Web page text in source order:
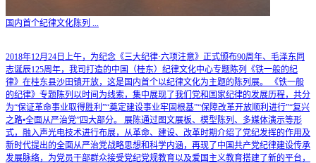
国内首个纪律文化陈列 ...
2018年12月24日上午，为纪念《三大纪律·六项注意》正式颁布90周年、毛泽东同
志诞辰125周年，我司打造的中国（桂东）纪律文化中心专题陈列《铁一般的纪
律》在桂东县沙田镇开放，这是国内首个以纪律文化为主题的陈列展。 《铁一般
的纪律》专题陈列以时间为线索，集中展现了我们党和国家纪律的发展历程，共分
为“保证革命事业取得胜利”“奠定建设事业牢固根基”“保障改革开放顺利进行”“复兴
之路•全面从严治党”四大部分。 展陈通过图文展板、模型陈列、多媒体演示等形
式，融入声光电技术进行布展，从革命、建设、改革时期介绍了党纪发挥的作用及
新时代提出的全面从严治党战略思想和科学内涵，再现了中国共产党纪律建设传承
发展脉络，为党员干部群众接受党纪党规教育以及爱国主义教育搭建了新的平台，